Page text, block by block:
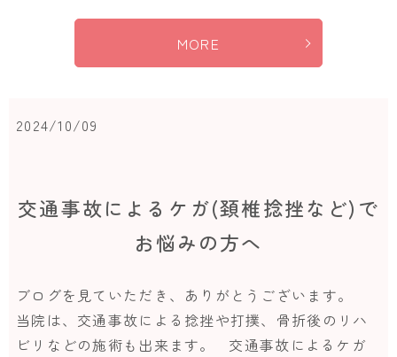
MORE
2024/10/09
交通事故によるケガ(頚椎捻挫など)で
お悩みの方へ
ブログを見ていただき、ありがとうございます。
当院は、交通事故による捻挫や打撲、骨折後のリハ
ビリなどの施術も出来ます。 交通事故によるケガ